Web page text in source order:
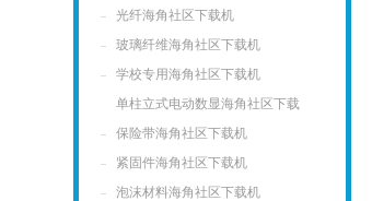
光纤海角社区下载机
玻璃纤维海角社区下载机
学校专用海角社区下载机
单柱立式电动数显海角社区下载
机
保险带海角社区下载机
紧固件海角社区下载机
泡沫材料海角社区下载机